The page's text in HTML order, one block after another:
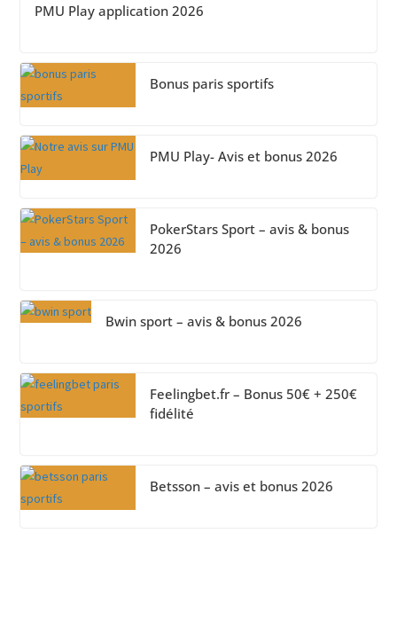
PMU Play application 2026
Bonus paris sportifs
PMU Play- Avis et bonus 2026
PokerStars Sport – avis & bonus
2026
Bwin sport – avis & bonus 2026
Feelingbet.fr – Bonus 50€ + 250€
fidélité
Betsson – avis et bonus 2026